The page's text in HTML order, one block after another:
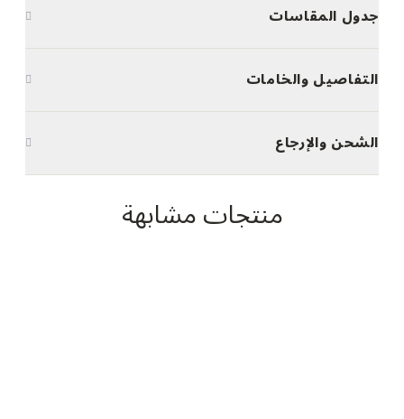
جدول المقاسات
التفاصيل والخامات
الشحن والإرجاع
منتجات مشابهة